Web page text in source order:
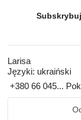
Larisa
Języki: ukraiński
+380 66 045...